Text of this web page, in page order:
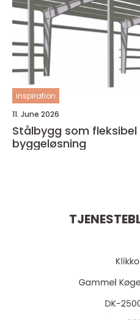
inspiration
11. June 2026
Stålbygg som
byggeløsning